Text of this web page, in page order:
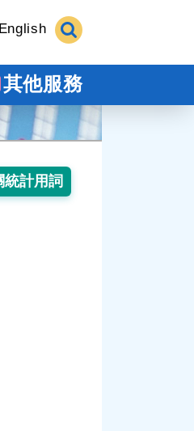
English
其他服務